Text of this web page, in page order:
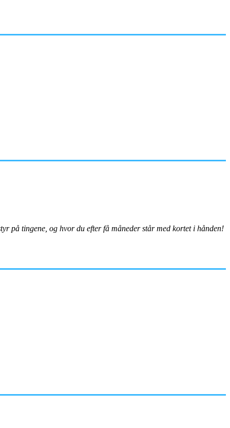
på tingene, og hvor du efter få måneder står med kortet i hånden!